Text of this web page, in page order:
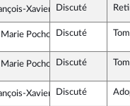
Xavier Ceccoli
Discuté
n°157
et Social
Pochon Discuté
n°157
et Social
Pochon Discuté
Xavier Ceccoli
Discuté